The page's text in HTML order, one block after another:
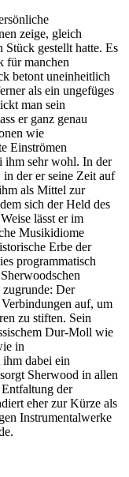
zeige, gleich
gestellt hatte. Es
für manchen
betont uneinheitlich
als ein ungefüges
man sein
er ganz genau
wie
Einströmen
ihm sehr wohl. In der
in der er seine Zeit auf
als Mittel zur
sich der Held des
lässt er im
Musikidiome
Erbe der
programmatisch
Der
auf, um
zu stiften. Sein
Dur-Moll wie
in
dabei ein
Sherwood in allen
der
eher zur Kürze als
Instrumentalwerke